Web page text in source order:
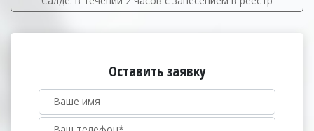
Оставить заявку